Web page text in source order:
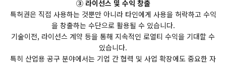
③ 라이선스 및 수익 창출
특허권은 직접 사용하는 것뿐만 아니라 타인에게 사용을 허락하고 수익
을 창출하는 수단으로 활용될 수 있습니다.
기술이전, 라이선스 계약 등을 통해 지속적인 로열티 수익을 기대할 수
있습니다.
특히 산업용 공구 분야에서는 기업 간 협력 및 사업 확장에도 중요한 자